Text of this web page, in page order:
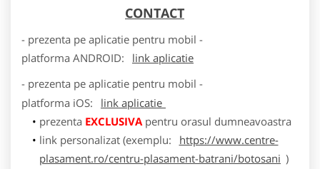
CONTACT
- prezenta pe aplicatie pentru mobil -
platforma ANDROID:
link aplicatie
- prezenta pe aplicatie pentru mobil -
platforma iOS:
link aplicatie
prezenta EXCLUSIVApentru orasul dumneavoastra
link personalizat (exemplu:
https://www.centre-
plasament.ro/centru-plasament-batrani/botosani )